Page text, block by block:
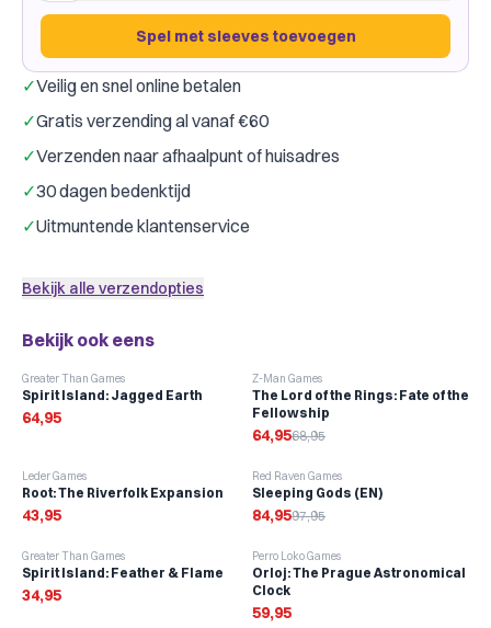
Spel met sleeves toevoegen
121 kaarten
past precies·Dragon Shield Clear
Merk: Dragon Shield Gamegenic
Kleur:
Slechts € 0,18 per kaart
Spel met sleeves toevoegen
✓Veilig en snel online betalen
✓Gratis verzending al vanaf €60
✓Verzenden naar afhaalpunt of huisadres
✓30 dagen bedenktijd
✓Uitmuntende klantenservice
Bekijk alle verzendopties
Bekijk ook eens
Greater Than Games
Spirit Island: Jagged Earth
64,95
-6%
Z-Man Games
The Lord of the Rings: Fate of the
Fellowship
64,9568,95
Leder Games
Root: The Riverfolk Expansion
43,95
-13%
Red Raven Games
Sleeping Gods (EN)
84,9597,95
Greater Than Games
Spirit Island: Feather & Flame
34,95
Perro Loko Games
Orloj: The Prague Astronomical
Clock
59,95